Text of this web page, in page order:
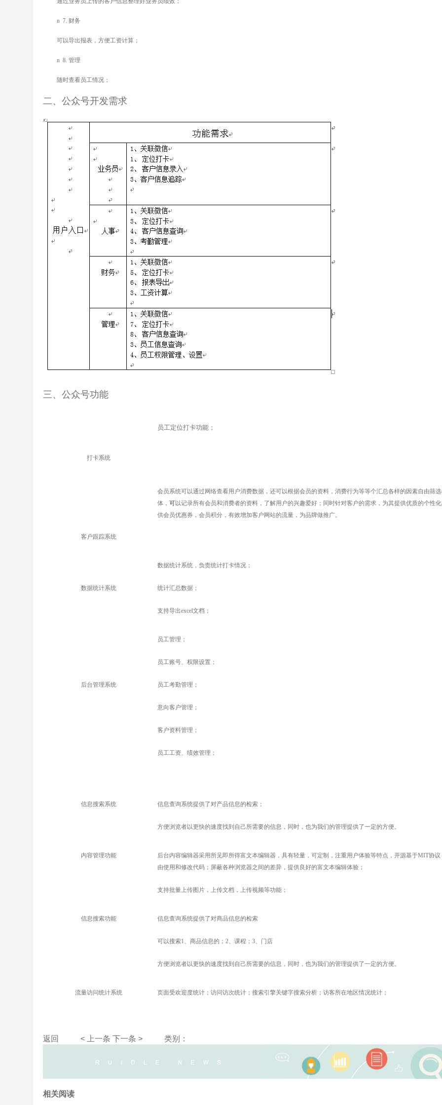
n 7. 财务
可以导出报表，方便工资计算；
n 8. 管理
随时查看员工情况；
二、公众号开发需求
三、 公众号功能
打卡系统
员工定位打卡功能；
客户跟踪系统
会员系统可以通过网络查看用户消费数据， 还可以根据会员的资料，消费行为等等个汇总各样的因素自由筛
体， 可以记录所有会员和消费者的资料，了解用户的兴趣爱好；同时针对客户的需求，为其提供优质的个性
供会员优惠券，会员积分， 有效增加客户网站的流量，为品牌做推广。
数据统计系统
数据统计系统，负责统计打卡情况；
统计汇总数据；
支持导出excel文档；
后台管理系统
员工管理；
员工账号、权限设置；
员工考勤管理；
意向客户管理；
客户资料管理；
员工工资、绩效管理；
信息搜索系统 信息查询系统提供了对产品信息的检索；
方便浏览者以更快的速度找到自己所需要的信息，同时，也为我们的管理提供了一定的方便。
内容管理功能
后台内容编辑器采用所见即所得富文本编辑器，具有轻量，可定制，注重用户体验等特点，开源基于MIT协议
由使用和修改代码；屏蔽各种浏览器之间的差异，提供良好的富文本编辑体验；
支持批量上传图片，上传文档，上传视频等功能；
信息搜索功能 信息查询系统提供了对商品信息的检索
可以搜索1、商品信息的；2、课程；3、门店
方便浏览者以更快的速度找到自己所需要的信息，同时，也为我们的管理提供了一定的方便。
流量访问统计系统 页面受欢迎度统计；访问访次统计；搜索引擎关键字搜索分析；访客所在地区情况统计；
返回 < 上一条 下一条 > 类别：
相关阅读